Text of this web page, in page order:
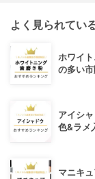
よく見られてい
ホワイ
の多い
アイシ
色&ラメ
マニキ